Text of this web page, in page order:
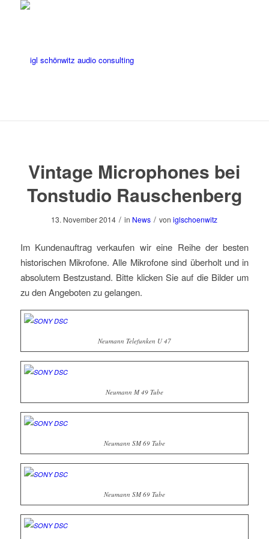
Vintage Microphones bei
Tonstudio Rauschenberg
13. November 2014 / in News / voniglschoenwitz
Im Kundenauftrag verkaufen wir eine Reihe der besten
historischen Mikrofone. Alle Mikrofone sind überholt und in
absolutem Bestzustand. Bitte klicken Sie auf die Bilder um
zu den Angeboten zu gelangen.
Neumann Telefunken U 47
Neumann M 49 Tube
Neumann SM 69 Tube
Neumann SM 69 Tube